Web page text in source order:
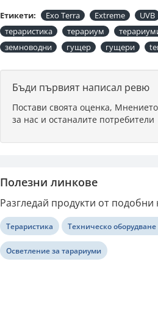
Етикети: Exo Terra Extreme UVB
тераристика
терариум
земноводни
гущер гущери
Бъди първият написал ревю
Постави своята оценка,
за нас и останалите потребители
Полезни линкове
Разгледай продукти от подобни
Тераристика Техническо оборудване
Осветление за тарариуми